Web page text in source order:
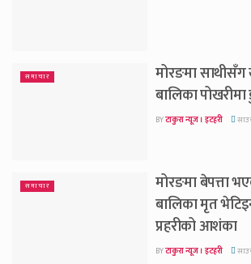
समाचार
मोरङमा
बालिका पोखरीमा
BYटाकुरा न्यूज । इटहरी
समाचार
मोरङमा बेपत्ता
बालिका मृत
प्रहरीको आशंका
BYटाकुरा न्यूज । इटहरी